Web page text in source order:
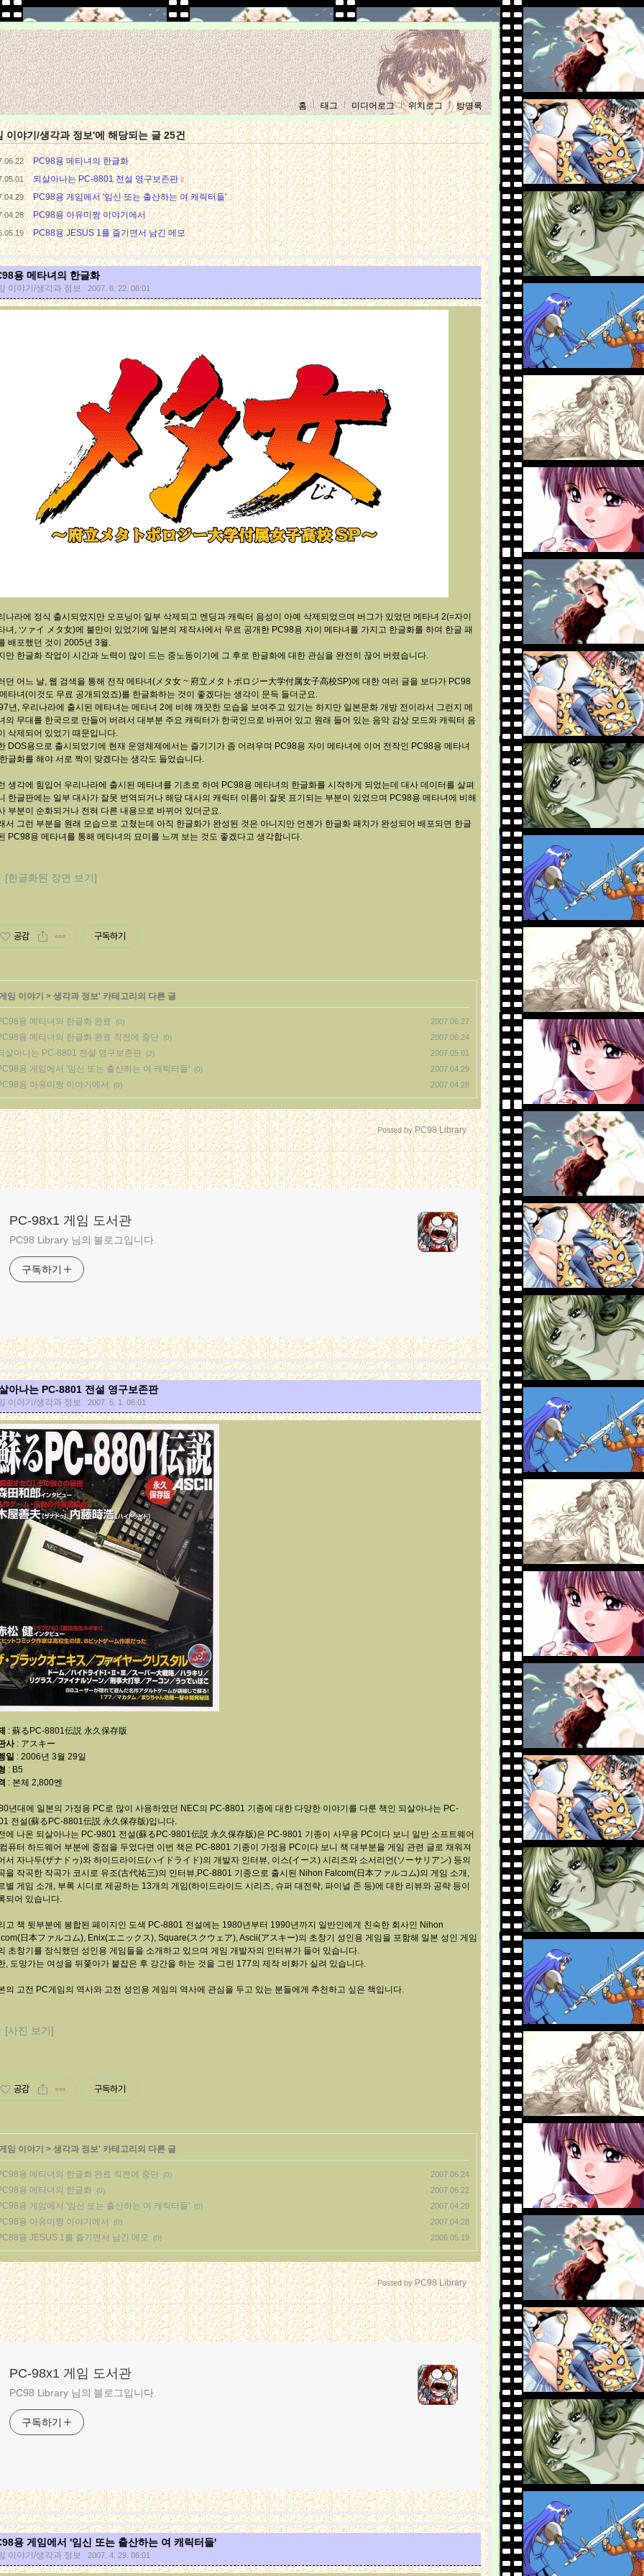
홈 태그 미디어로그 위치로그 방명록
이야기/생각과 정보'에 해당되는 글 25건
PC98용 메타녀의 한글화
되살아나는 PC-8801 전설 영구보존판 2
PC98용 게임에서 '임신 또는 출산하는 여 캐릭터들'
PC98용 아유미짱 이야기에서
PC88용 JESUS 1를 즐기면서 남긴 메모
용 메타녀의 한글화
이야기/생각과 정보 2007. 6. 22. 06:01
나라에 정식 출시되었지만 오프닝이 일부 삭제되고 엔딩과 캐릭터 음성이 아예 삭제되었으며 버그가 있었던 메타녀 2(=자이
녀, ツァイ メタ女)에 불만이 있었기에 일본의 제작사에서 무료 공개한 PC98용 자이 메타녀를 가지고 한글화를 하여 한글 패
배포했던 것이 2005년 3월.
만 한글화 작업이 시간과 노력이 많이 드는 중노동이기에 그 후로 한글화에 대한 관심을 완전히 끊어 버렸습니다.
던 어느 날, 웹 검색을 통해 전작 메타녀(メタ女 ~ 府立メタトポロジー大学付属女子高校SP)에 대한 여러 글을 보다가 PC98
타녀(이것도 무료 공개되었죠)를 한글화하는 것이 좋겠다는 생각이 문득 들더군요.
년, 우리나라에 출시된 메타녀는 메타녀 2에 비해 깨끗한 모습을 보여주고 있기는 하지만 일본문화 개방 전이라서 그런지 메
의 무대를 한국으로 만들어 버려서 대부분 주요 캐릭터가 한국인으로 바뀌어 있고 원래 들어 있는 음악 감상 모드와 캐릭터 음
삭제되어 있었기 때문입니다.
DOS용으로 출시되었기에 현재 운영체제에서는 즐기기가 좀 어려우며 PC98용 자이 메타녀에 이어 전작인 PC98용 메타녀
글화를 해야 서로 짝이 맞겠다는 생각도 들었습니다.
생각에 힘입어 우리나라에 출시된 메타녀를 기초로 하여 PC98용 메타녀의 한글화를 시작하게 되었는데 대사 데이터를 살펴
한글판에는 일부 대사가 잘못 번역되거나 해당 대사의 캐릭터 이름이 잘못 표기되는 부분이 있었으며 PC98용 메타녀에 비해
부분이 순화되거나 전혀 다른 내용으로 바뀌어 있더군요.
서 그런 부분을 원래 모습으로 고쳤는데 아직 한글화가 완성된 것은 아니지만 언젠가 한글화 패치가 완성되어 배포되면 한글
PC98용 메타녀를 통해 메타녀의 묘미를 느껴 보는 것도 좋겠다고 생각합니다.
[한글화된 장면 보기]
공감 구독하기
임 이야기 > 생각과 정보' 카테고리의 다른 글
용 메타녀의 한글화 완료 (0) 2007.06.27
용 메타녀의 한글화 완료 직전에 중단 (0) 2007.06.24
살아나는 PC-8801 전설 영구보존판 (2) 2007.05.01
용 게임에서 '임신 또는 출산하는 여 캐릭터들' (0) 2007.04.29
용 아유미짱 이야기에서 (0) 2007.04.28
Posted byPC98 Library
PC-98x1 게임 도서관
PC98 Library 님의 블로그입니다.
구독하기
아나는 PC-8801 전설 영구보존판
이야기/생각과 정보 2007. 5. 1. 06:01
: 蘇るPC-8801伝説 永久保存版
사: アスキー
일 : 2006년 3월 29일
: B5
: 본체 2,800엔
년대에 일본의 가정용 PC로 많이 사용하였던 NEC의 PC-8801 기종에 대한 다양한 이야기를 다룬 책인 되살아나는 PC-
전설(蘇るPC-8801伝説 永久保存版)입니다.
에 나온 되살아나는 PC-9801 전설(蘇るPC-9801伝説 永久保存版)은 PC-9801 기종이 사무용 PC이다 보니 일반 소프트웨어
퓨터 하드웨어 부분에 중점을 두었다면 이번 책은 PC-8801 기종이 가정용 PC이다 보니 책 대부분을 게임 관련 글로 채워져
서 자나두(ザナドゥ)와 하이드라이드(ハイドライド)의 개발자 인터뷰, 이스(イース) 시리즈와 소서리언(ソーサリアン) 등의
을 작곡한 작곡가 코시로 유조(古代祐三)의 인터뷰,PC-8801 기종으로 출시된 Nihon Falcom(日本ファルコム)의 게임 소개,
별 게임 소개, 부록 시디로 제공하는 13개의 게임(하이드라이드 시리즈, 슈퍼 대전략, 파이널 존 등)에 대한 리뷰와 공략 등이
되어 있습니다.
고 책 뒷부분에 봉합된 페이지인 도색 PC-8801 전설에는 1980년부터 1990년까지 일반인에게 친숙한 회사인 Nihon
日本ファルコム), Enix(エニックス), Square(スクウェア), Ascii(アスキー)의 초창기 성인용 게임을 포함해 일본 성인 게임
초창기를 장식했던 성인용 게임들을 소개하고 있으며 게임 개발자의 인터뷰가 들어 있습니다.
, 도망가는 여성을 뒤쫓아가 붙잡은 후 강간을 하는 것을 그린 177의 제작 비화가 실려 있습니다.
의 고전 PC게임의 역사와 고전 성인용 게임의 역사에 관심을 두고 있는 분들에게 추천하고 싶은 책입니다.
[사진 보기]
공감 구독하기
임 이야기 > 생각과 정보' 카테고리의 다른 글
용 메타녀의 한글화 완료 직전에 중단 (0) 2007.06.24
용 메타녀의 한글화 (0) 2007.06.22
용 게임에서 '임신 또는 출산하는 여 캐릭터들' (0) 2007.04.29
용 아유미짱 이야기에서 (0) 2007.04.28
용 JESUS 1를 즐기면서 남긴 메모 (0) 2006.05.19
Posted byPC98 Library
PC-98x1 게임 도서관
PC98 Library 님의 블로그입니다.
구독하기
용 게임에서 '임신 또는 출산하는 여 캐릭터들'
이야기/생각과 정보 2007. 4. 29. 06:01